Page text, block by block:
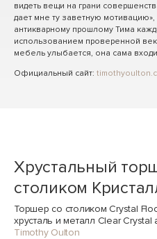
видеть вещи на грани
дает мне ту заветную
антикварному прошлому Тима
использованием проверенной
мебель улыбается, она сама
Официальный сайт:
Хрустальный
столиком
Торшер со столиком Crystal
хрусталь и металл Clear Crystal
Timothy Oulton